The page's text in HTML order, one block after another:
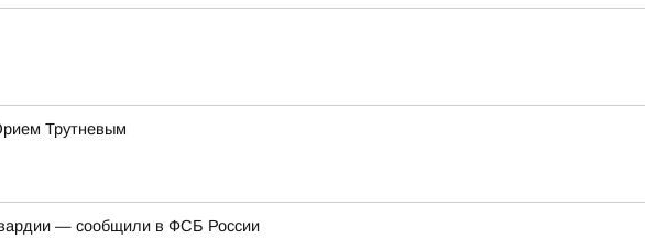
Трутневым
— сообщили в ФСБ России